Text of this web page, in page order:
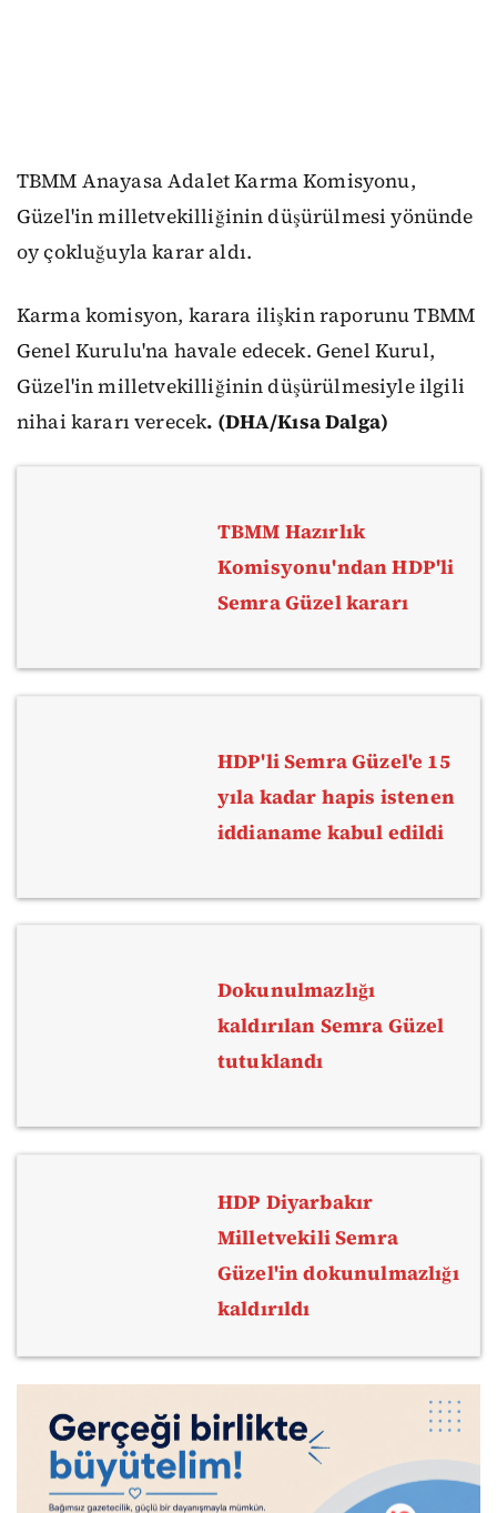
TBMM Anayasa Adalet Karma Komisyonu,
Güzel'in milletvekilliğinin düşürülmesi yönünde
oy çokluğuyla karar aldı.
Karma komisyon, karara ilişkin raporunu TBMM
Genel Kurulu'na havale edecek. Genel Kurul,
Güzel'in milletvekilliğinin düşürülmesiyle ilgili
nihai kararı verecek. (DHA/Kısa Dalga)
TBMM Hazırlık
Komisyonu'ndan HDP'li
Semra Güzel kararı
HDP'li Semra Güzel'e 15
yıla kadar hapis istenen
iddianame kabul edildi
Dokunulmazlığı
kaldırılan Semra Güzel
tutuklandı
HDP Diyarbakır
Milletvekili Semra
Güzel'in dokunulmazlığı
kaldırıldı